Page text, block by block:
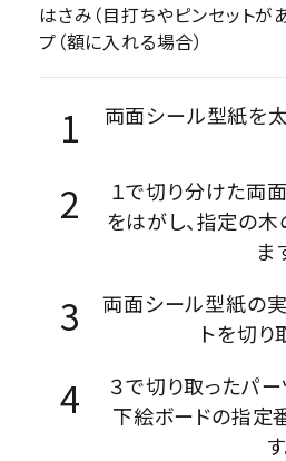
はさみ（目打ちやピンセットが
プ（額に入れる場合）
両面シール型紙を
１で切り分けた両
をはがし、指定の
ま
両面シール型紙の
トを切り
３で切り取ったパ
下絵ボードの指定
す